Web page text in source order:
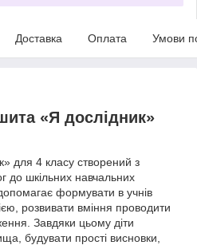
Доставка Оплата Умови
«Я дослідник»
для 4 класу створений з
до шкільних навчальних
формувати в учнів
розвивати вміння проводити
Завдяки цьому діти
будувати прості висновки,